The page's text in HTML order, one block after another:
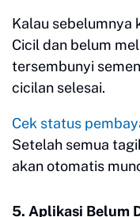
Kalau sebelumnya
Cicil dan belum
tersembunyi
cicilan selesai.
Cek status
Setelah semua
akan otomatis
5. Aplikasi Belum